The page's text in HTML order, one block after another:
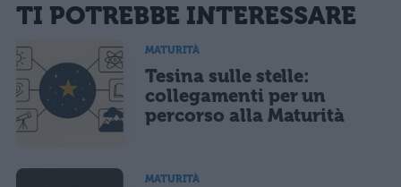
sarà pubblicata. Dichiari di avere preso visione e di accettare quanto previsto dalla
informativa privacy. Pubblicando questo commento dai il consenso affinché un cookie
Ho letto e acconsento l'informativa sulla privacy
Acconsento all'uso dei miei dati da parte di terzi per finalità di
marketing diretto con modalità automatizzate o tradizionali
CONFERMA E PUBBLICA
TI POTREBBE INTERESSARE
MATURITÀ
Tesina sulle stelle:
collegamenti per un
percorso alla Maturità
MATURITÀ